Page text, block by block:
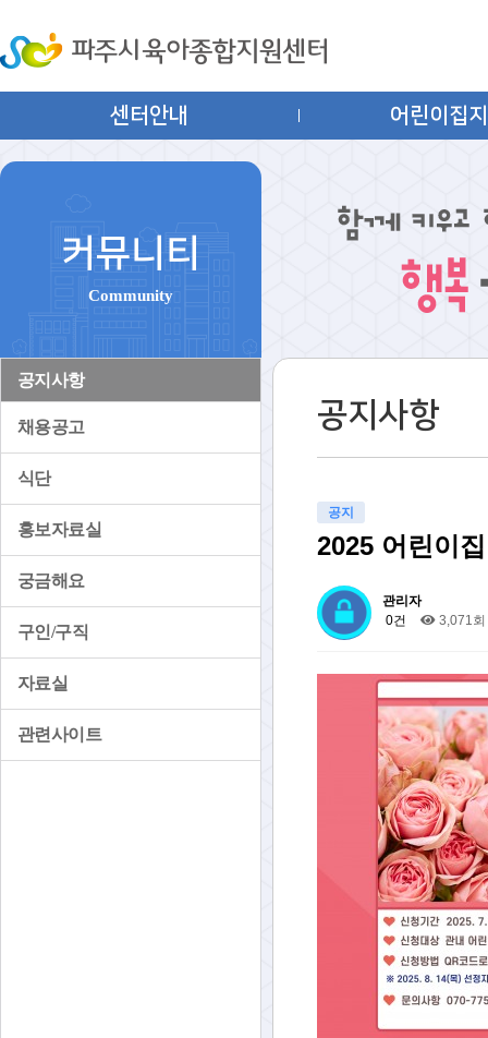
센터안내 어린이집
커뮤니티
Community
공지사항
채용공고
식단
홍보자료실
궁금해요
구인/구직
자료실
관련사이트
공지사항
공지
2025 어린이
관리자
0건
3,071회